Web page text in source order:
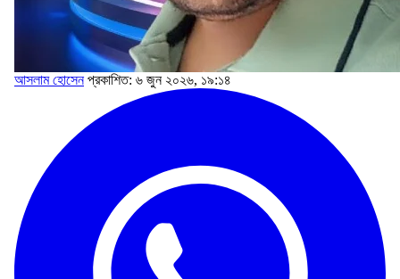
আসলাম হোসেন প্রকাশিত: ৬ জুন ২০২৬, ১৯:১৪